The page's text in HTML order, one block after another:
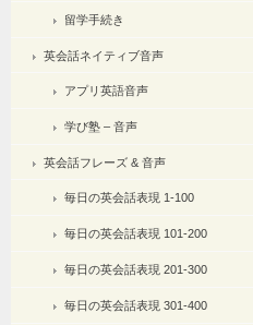
留学手続き
英会話ネイティブ音声
アプリ英語音声
学び塾 – 音声
英会話フレーズ & 音声
毎日の英会話表現 1-100
毎日の英会話表現 101-200
毎日の英会話表現 201-300
毎日の英会話表現 301-400